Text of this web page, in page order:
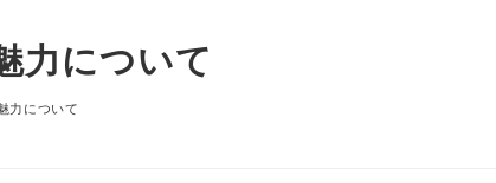
力について
力について